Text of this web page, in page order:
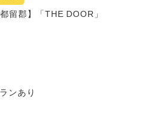
都留郡】「THE DOOR」
ンあり